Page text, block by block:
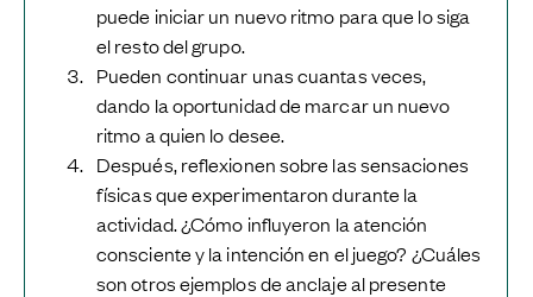
puede iniciar un nuevo ritmo para que lo siga
el resto del grupo.
Pueden continuar unas cuantas veces,
dando la oportunidad de marcar un nuevo
ritmo a quien lo desee.
Después, reflexionen sobre las sensaciones
físicas que experimentaron durante la
actividad. ¿Cómo influyeron la atención
consciente y la intención en el juego? ¿Cuáles
son otros ejemplos de anclaje al presente